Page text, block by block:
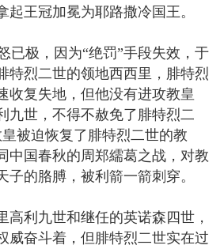
起王冠加冕为耶路撒冷国王。
极，因为“绝罚”手段失效，于
特烈二世的领地西西里，腓特烈
收复失地，但他没有进攻教皇
九世，不得不赦免了腓特烈二
被迫恢复了腓特烈二世的教
中国春秋的周郑繻葛之战，对教
子的胳膊，被利箭一箭刺穿。
利九世和继任的英诺森四世，
威奋斗着，但腓特烈二世实在过